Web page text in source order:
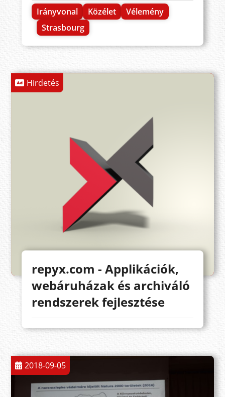
Irányvonal Közélet
Vélemény
Strasbourg
Hirdetés
repyx.com - Applikációk,
webáruházak és archiváló
rendszerek fejlesztése
2018-09-05